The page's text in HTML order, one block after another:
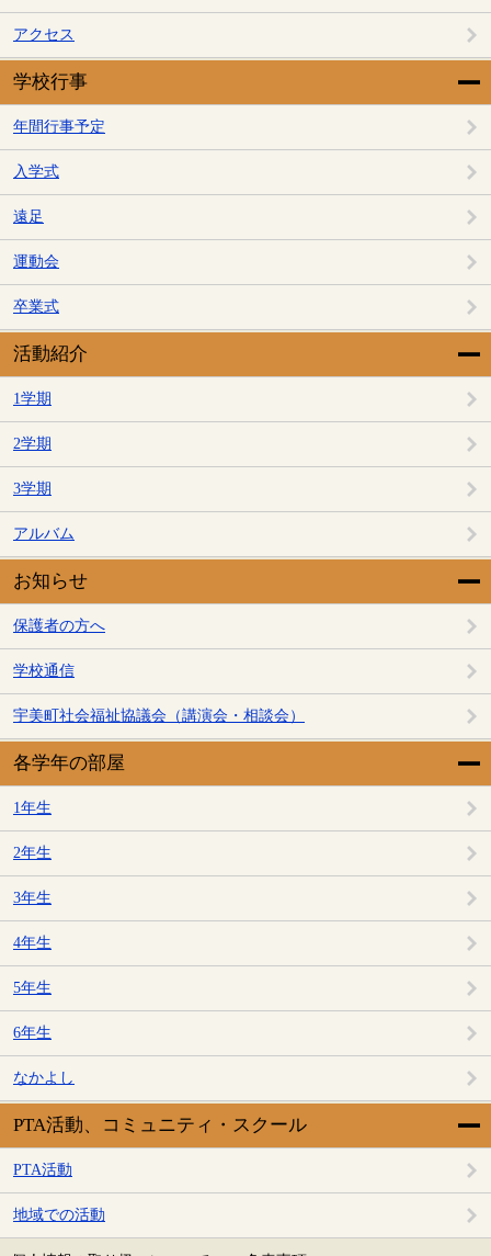
アクセス
学校行事
年間行事予定
入学式
遠足
運動会
卒業式
活動紹介
1学期
2学期
3学期
アルバム
お知らせ
保護者の方へ
学校通信
宇美町社会福祉協議会（講演会・相談会）
各学年の部屋
1年生
2年生
3年生
4年生
5年生
6年生
なかよし
PTA活動、コミュニティ・スクール
PTA活動
地域での活動